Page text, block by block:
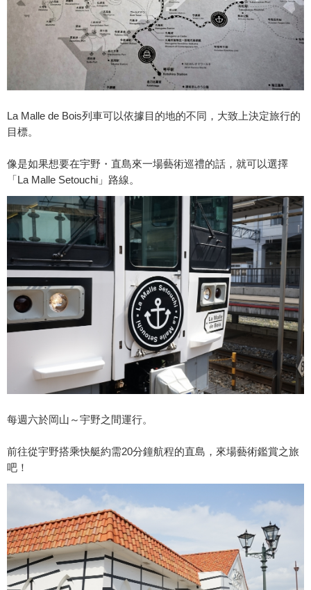
La Malle de Bois列車可以依據目的地的不同，大致上決定旅行的
目標。
像是如果想要在宇野・直島來一場藝術巡禮的話，就可以選擇
「La Malle Setouchi」路線。
每週六於岡山～宇野之間運行。
前往從宇野搭乘快艇約需20分鐘航程的直島，來場藝術鑑賞之旅
吧！